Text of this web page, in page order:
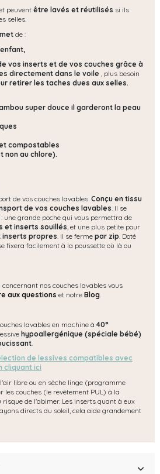
peuvent être lavés et réutilisés si ils
selles.
de :
vos inserts et de vos couches grâce à
directement dans le voile , plus besoin
retirer les taches dues aux selles.
super douce il garderont la peau
compostables
non au chlore).
de vos couches lavables. Conçu en tissu
de vos couches lavables. Il se
: une grande poche qui vous permettra de
et inserts souillés, et une plus petite pour
inserts propres. Il se ferme par zip. Doté
fixera facilement à la poussette où là ou
concernant nos couches lavables vous
aux questions et notre Blog
lavables en machine à 40°
hypoallergénique (spéciale bébé)
de lessives compatibles avec
cliquant ici
libre ou en sèche linge (programme
les couches (le revêtement PUL) à la
de l'abimer. Les inserts quant à eux
directs du soleil, cela aide grandement